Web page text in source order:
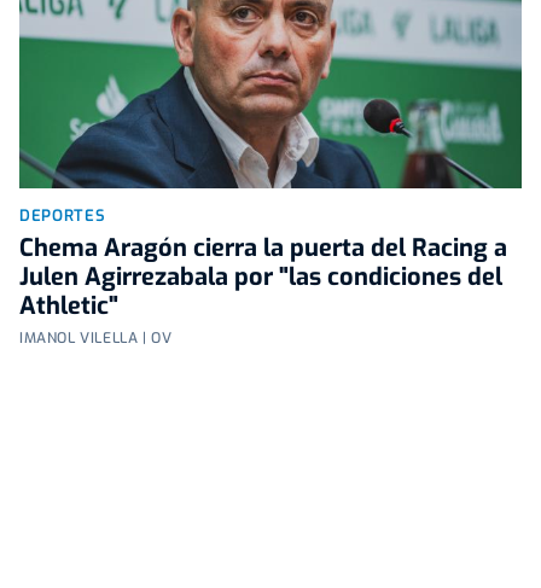
DEPORTES
Chema Aragón cierra la puerta del Racing a
Julen Agirrezabala por "las condiciones del
Athletic"
IMANOL VILELLA | OV